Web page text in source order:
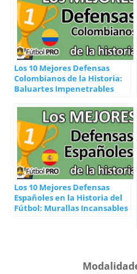
Los 10 Mejores Defensas
Colombianos de la Historia:
Baluartes Impenetrables
Los 10 Mejores Defensas
Españoles en la Historia del
Fútbol: Murallas Incansables